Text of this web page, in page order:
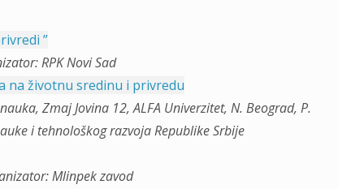
”
RPK Novi Sad
na životnu sredinu i privredu
Zmaj Jovina 12, ALFA Univerzitet, N. Beograd, P.
i tehnološkog razvoja Republike Srbije
Mlinpek zavod